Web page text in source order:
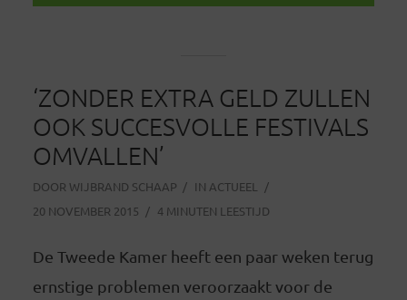
‘ZONDER EXTRA GELD ZULLEN
OOK SUCCESVOLLE FESTIVALS
OMVALLEN’
DOOR WIJBRAND SCHAAP IN ACTUEEL
20 NOVEMBER 2015
4 MINUTEN LEESTIJD
De Tweede Kamer heeft een paar weken terug
ernstige problemen veroorzaakt voor de